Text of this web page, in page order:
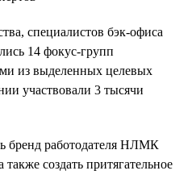
специалистов бэк-офиса
14 фокус-групп
из выделенных целевых
участвовали 3 тысячи
бренд работодателя НЛМК
создать притягательное